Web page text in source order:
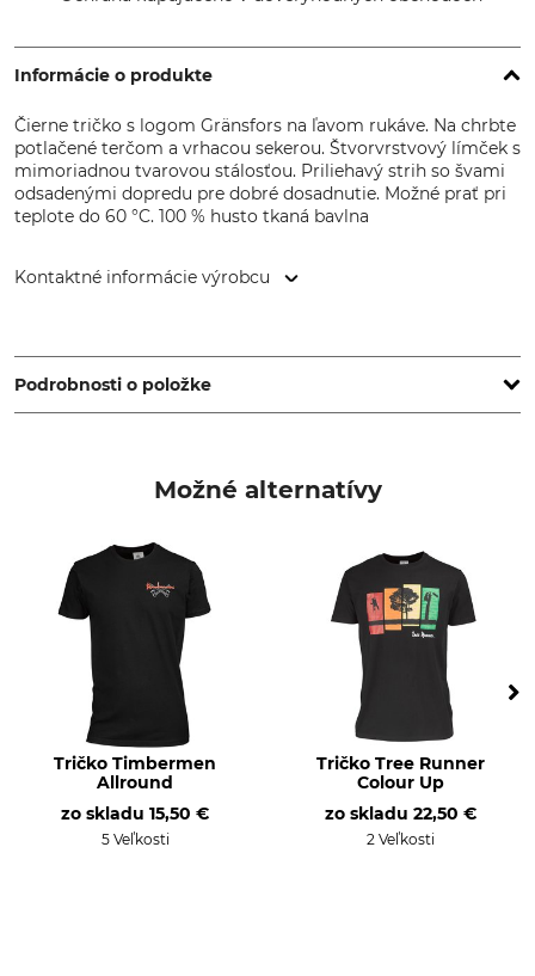
Informácie o produkte
Čierne tričko s logom Gränsfors na ľavom rukáve. Na chrbte
potlačené terčom a vrhacou sekerou. Štvorvrstvový límček s
mimoriadnou tvarovou stálosťou. Priliehavý strih so švami
odsadenými dopredu pre dobré dosadnutie. Možné prať pri
teplote do 60 °C. 100 % husto tkaná bavlna
Kontaktné informácie výrobcu
Sweden, www.gransforsbruk.com
Podrobnosti o položke
100% Bavlna
Farba
Čierna
Konfekčná veľkosť
Možné alternatívy
Tričko Timbermen
Allround
zo skladu 15,50 €
5 Veľkosti
Tričko Tree Runner
Colour Up
zo skladu 22,50 €
2 Veľkosti